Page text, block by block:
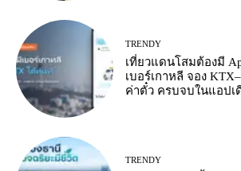
TRENDY
เที่ยวแดนโสมต้องมี
เบอร์เกาหลี จอง
ค่าตั๋ว ครบจบในแอปเ
TRENDY